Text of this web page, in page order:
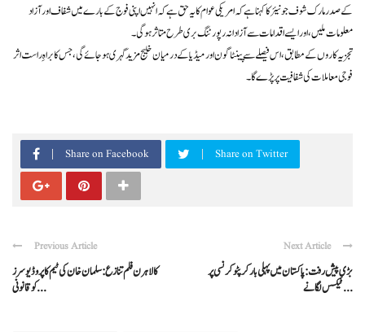
کے صدر مارک شوف جونیئر کا کہنا ہے کہ امریکی عوام کا یہ حق ہے کہ انہیں اپنی فوج کے بارے میں شفاف اور آزاد
معلومات ملیں، اور ایسے اقدامات سے آزادانہ رپورٹنگ بری طرح متاثر ہوگی۔
تجزیہ کاروں کے مطابق، اس فیصلے سے پینٹاگون اور میڈیا کے درمیان خلیج مزید گہری ہو جائے گی، جس کا براہِ راست اثر
فوجی معاملات کی شفافیت پر پڑے گا۔
Share on Facebook Share on Twitter
Previous Article
کالا ہرن فلم تنازع: سلمان خان کی ٹیم کا پروڈیوسرز
کو قانونی ...
Next Article
بڑی پیش رفت: پاکستان میں پہلی بار کرپٹو کرنسی پر
ٹیکس لگانے ...